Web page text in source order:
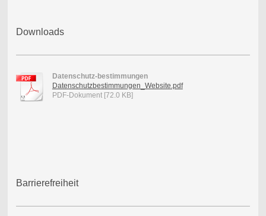
Downloads
Datenschutz-bestimmungen
Datenschutzbestimmungen_Website.pdf
PDF-Dokument [72.0 KB]
Barrierefreiheit